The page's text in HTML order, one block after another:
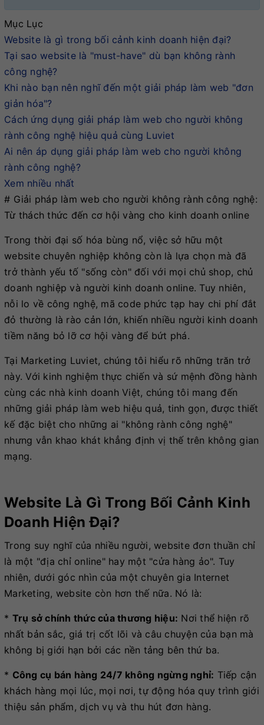
Mục Lục
Website là gì trong bối cảnh kinh doanh hiện đại?
Tại sao website là "must-have" dù bạn không rành
công nghệ?
Khi nào bạn nên nghĩ đến một giải pháp làm web "đơn
giản hóa"?
Cách ứng dụng giải pháp làm web cho người không
rành công nghệ hiệu quả cùng Luviet
Ai nên áp dụng giải pháp làm web cho người không
rành công nghệ?
Xem nhiều nhất
# Giải pháp làm web cho người không rành công nghệ:
Từ thách thức đến cơ hội vàng cho kinh doanh online
Trong thời đại số hóa bùng nổ, việc sở hữu một
website chuyên nghiệp không còn là lựa chọn mà đã
trở thành yếu tố "sống còn" đối với mọi chủ shop, chủ
doanh nghiệp và người kinh doanh online. Tuy nhiên,
nỗi lo về công nghệ, mã code phức tạp hay chi phí đắt
đỏ thường là rào cản lớn, khiến nhiều người kinh doanh
tiềm năng bỏ lỡ cơ hội vàng để bứt phá.
Tại Marketing Luviet, chúng tôi hiểu rõ những trăn trở
này. Với kinh nghiệm thực chiến và sứ mệnh đồng hành
cùng các nhà kinh doanh Việt, chúng tôi mang đến
những giải pháp làm web hiệu quả, tinh gọn, được thiết
kế đặc biệt cho những ai "không rành công nghệ"
nhưng vẫn khao khát khẳng định vị thế trên không gian
mạng.
Website Là Gì Trong Bối Cảnh Kinh
Doanh Hiện Đại?
Trong suy nghĩ của nhiều người, website đơn thuần chỉ
là một "địa chỉ online" hay một "cửa hàng ảo". Tuy
nhiên, dưới góc nhìn của một chuyên gia Internet
Marketing, website còn hơn thế nữa. Nó là:
* Trụ sở chính thức của thương hiệu: Nơi thể hiện rõ
nhất bản sắc, giá trị cốt lõi và câu chuyện của bạn mà
không bị giới hạn bởi các nền tảng bên thứ ba.
* Công cụ bán hàng 24/7 không ngừng nghỉ: Tiếp cận
khách hàng mọi lúc, mọi nơi, tự động hóa quy trình giới
thiệu sản phẩm, dịch vụ và thu hút đơn hàng.